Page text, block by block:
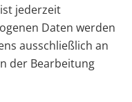
jederzeit
Daten werden
ausschließlich an
der Bearbeitung